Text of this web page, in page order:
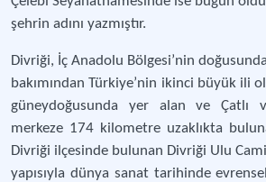
şehrin adını yazmıştır.
Divriği, İç Anadolu Bölgesi’nin
bakımından Türkiye’nin ikinci büyük ili
güneydoğusunda yer alan ve Çatlı
merkeze 174 kilometre uzaklıkta
Divriği ilçesinde bulunan Divriği Ulu
yapısıyla dünya sanat tarihinde